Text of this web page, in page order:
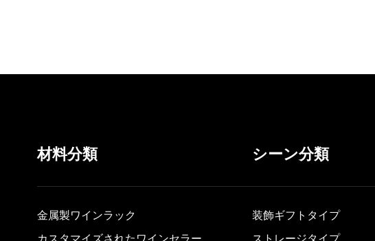
材料分類
金属製ワインラック
カスタマイズされたワインセラー
シーン分類
装飾ギフトタイプ
ストレージタイプ